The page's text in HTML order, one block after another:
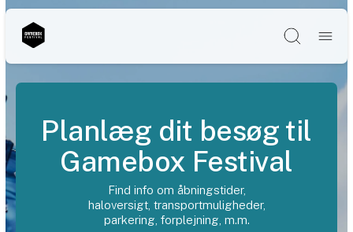
Søg
Planlæg dit besøg til
Gamebox Festival
Find info om åbningstider,
haloversigt, transportmuligheder,
parkering, forplejning, m.m.